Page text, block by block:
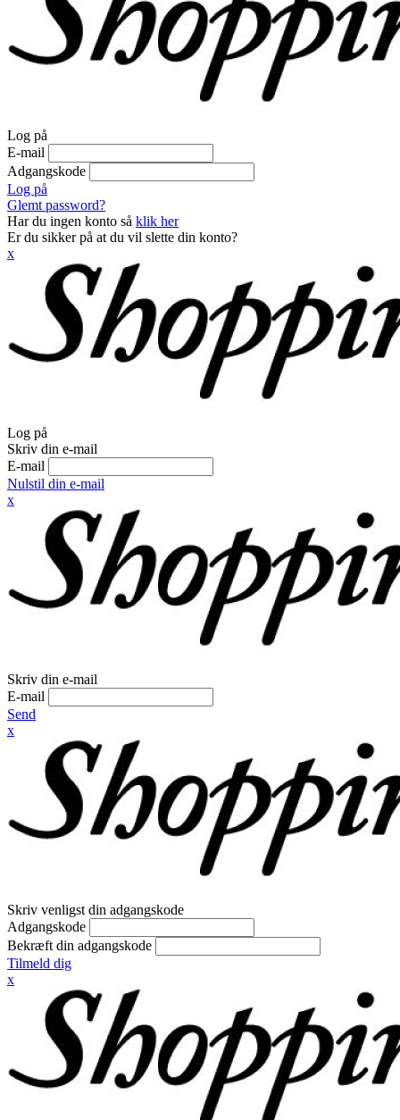
Log på
E-mail
Adgangskode
Log på
Glemt password?
Har du ingen konto så klik her
Er du sikker på at du vil slette din konto?
x
Log på
Skriv din e-mail
E-mail
Nulstil din e-mail
x
Skriv din e-mail
E-mail
Send
x
Skriv venligst din adgangskode
Adgangskode
Bekræft din adgangskode
Tilmeld dig
x